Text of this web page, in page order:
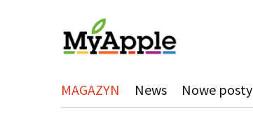
MAGAZYN News Nowe posty